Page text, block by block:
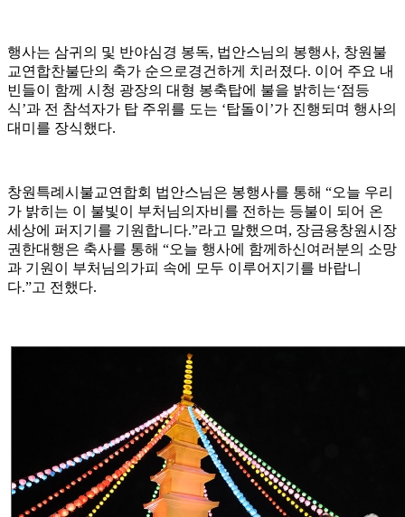
행사는 삼귀의 및 반야심경 봉독, 법안스님의 봉행사, 창원불
교연합찬불단의 축가 순으로경건하게 치러졌다. 이어 주요 내
빈들이 함께 시청 광장의 대형 봉축탑에 불을 밝히는‘점등
식’과 전 참석자가 탑 주위를 도는 ‘탑돌이’가 진행되며 행사의
대미를 장식했다.
창원특례시불교연합회 법안스님은 봉행사를 통해 “오늘 우리
가 밝히는 이 불빛이 부처님의자비를 전하는 등불이 되어 온
세상에 퍼지기를 기원합니다.”라고 말했으며, 장금용창원시장
권한대행은 축사를 통해 “오늘 행사에 함께하신여러분의 소망
과 기원이 부처님의가피 속에 모두 이루어지기를 바랍니
다.”고 전했다.